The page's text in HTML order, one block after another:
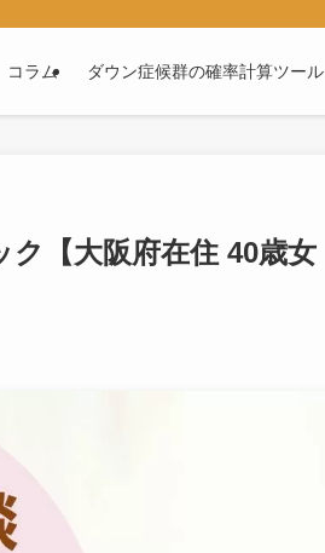
コラム ダウン症候群の確率計算ツール
ク【大阪府在住 40歳女